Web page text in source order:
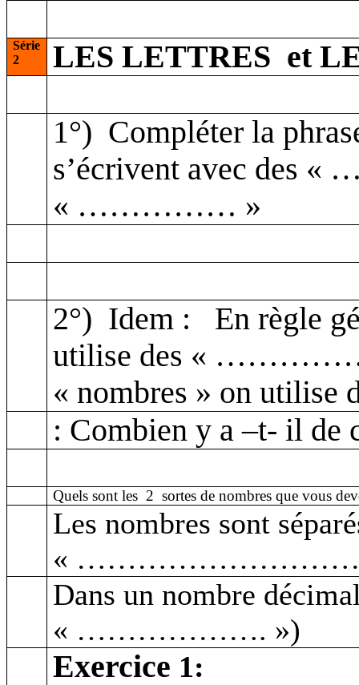
Série
2
LES LETTRES et
1°) Compléter la
s’écrivent avec des
« …………… »
2°) Idem :
En règle
utilise des «
« nombres » on
: Combien y a –t- il de
Quels sont les 2 sortes de nombres que vous
Les nombres sont
«
Dans un nombre
« ………………. »)
Exercice 1: